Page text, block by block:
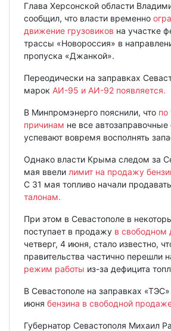
Глава Херсонской области
сообщил, что власти временно
движение грузовиков на участке
трассы «Новороссия» в
пропуска «Джанкой».
Переодически на заправках
марок АИ-95 и АИ-92 появляется.
В Минпромэнерго пояснили, что по
причинам не все
успевают вовремя восполнять
Однако власти Крыма следом за
мая ввели лимит на продажу
С 31 мая топливо начали
талонам.
При этом в Севастополе в
поступает в продажу в свободном
четверг, 4 июня, стало известно,
правительства частично перешли
режим работы из-за дефицита
В Севастополе на заправках
июня бензина в свободной
Губернатор Севастополя Михаил